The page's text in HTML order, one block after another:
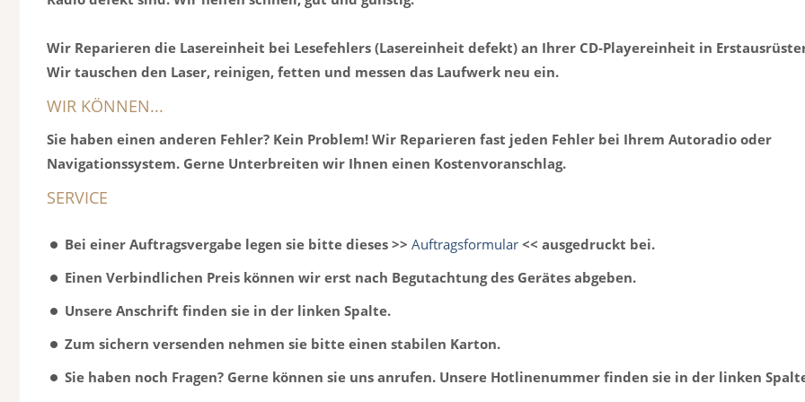
Wir Reparieren die Lasereinheit bei Lesefehlers (Lasereinheit defekt) an Ihrer CD-Playereinheit in
Wir tauschen den Laser, reinigen, fetten und messen das Laufwerk neu ein.
WIR KÖNNEN...
Sie haben einen anderen Fehler? Kein Problem! Wir Reparieren fast jeden Fehler bei Ihrem Autoradio oder
Navigationssystem. Gerne Unterbreiten wir Ihnen einen Kostenvoranschlag.
SERVICE
Bei einer Auftragsvergabe legen sie bitte dieses >> Auftragsformular << ausgedruckt bei.
Einen Verbindlichen Preis können wir erst nach Begutachtung des Gerätes abgeben.
Unsere Anschrift finden sie in der linken Spalte.
Zum sichern versenden nehmen sie bitte einen stabilen Karton.
Sie haben noch Fragen? Gerne können sie uns anrufen. Unsere Hotlinenummer finden sie in der linken